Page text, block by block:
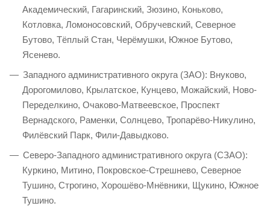
Академический, Гагаринский, Зюзино, Коньково,
Котловка, Ломоносовский, Обручевский, Северное
Бутово, Тёплый Стан, Черёмушки, Южное Бутово,
Ясенево.
Западного административного округа (ЗАО): Внуково,
Дорогомилово, Крылатское, Кунцево, Можайский, Ново-
Переделкино, Очаково-Матвеевское, Проспект
Вернадского, Раменки, Солнцево, Тропарёво-Никулино,
Филёвский Парк, Фили-Давыдково.
Северо-Западного административного округа (СЗАО):
Куркино, Митино, Покровское-Стрешнево, Северное
Тушино, Строгино, Хорошёво-Мнёвники, Щукино, Южное
Тушино.